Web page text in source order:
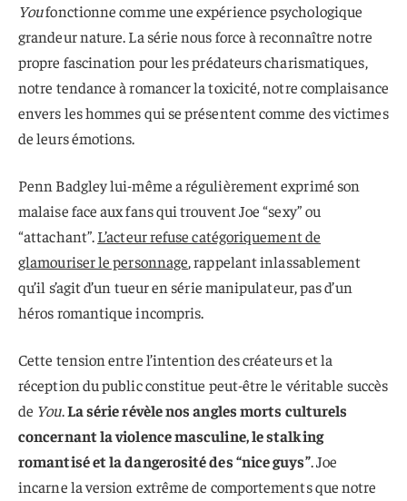
Youfonctionne comme une expérience psychologique
grandeur nature. La série nous force à reconnaître notre
propre fascination pour les prédateurs charismatiques,
notre tendance à romancer la toxicité, notre complaisance
envers les hommes qui se présentent comme des victimes
de leurs émotions.
Penn Badgley lui-même a régulièrement exprimé son
malaise face aux fans qui trouvent Joe “sexy” ou
“attachant”.L’acteur refuse catégoriquement de
glamouriser le personnage, rappelant inlassablement
qu’il s’agit d’un tueur en série manipulateur, pas d’un
héros romantique incompris.
Cette tension entre l’intention des créateurs et la
réception du public constitue peut-être le véritable succès
de You.La série révèle nos angles morts culturels
concernant la violence masculine, le stalking
romantisé et la dangerosité des “nice guys”. Joe
incarne la version extrême de comportements que notre